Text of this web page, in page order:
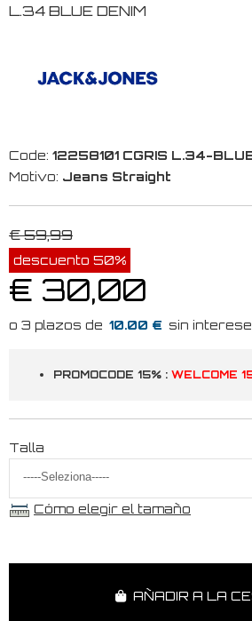
L.34 BLUE DENIM
Code: 12258101 CGRIS L.34-
Motivo: Jeans Straight
€ 59,99
descuento 50%
€ 30,00
10.00 €
PROMOCODE 15% : WELCOME
Talla
Cómo elegir el tamaño
AÑADIR A LA